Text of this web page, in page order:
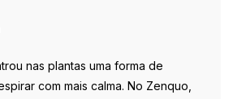
nas plantas uma forma de
com mais calma. No Zenquo,